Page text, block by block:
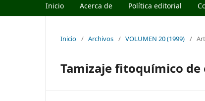
Inicio Acerca de Política editorial
Inicio / Archivos / VOLUMEN 20 (1999) /
Tamizaje fitoquímico de